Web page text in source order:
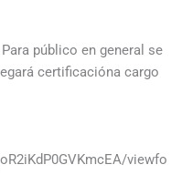
público en general se
certificacióna cargo
viewfo